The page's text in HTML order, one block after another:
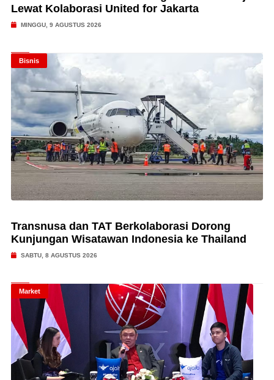
Lewat Kolaborasi United for Jakarta
MINGGU, 9 AGUSTUS 2026
Bisnis
Transnusa dan TAT Berkolaborasi Dorong
Kunjungan Wisatawan Indonesia ke Thailand
SABTU, 8 AGUSTUS 2026
Market